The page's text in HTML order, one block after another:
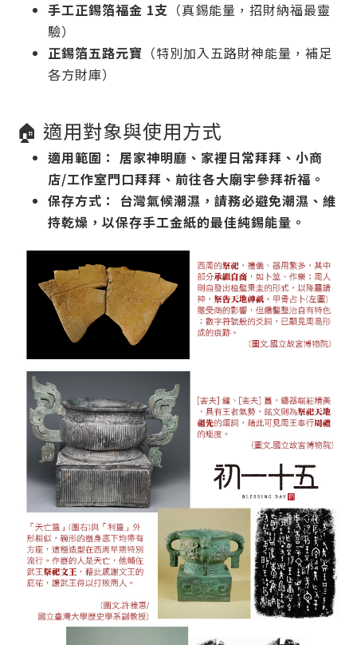
手工正錫箔福金 1支 （真錫能量，招財納福最靈
驗）
正錫箔五路元寶 （特別加入五路財神能量，補足
各方財庫）
🏠 適用對象與使用方式
適用範圍： 居家神明廳、家裡日常拜拜、小商
店/工作室門口拜拜、前往各大廟宇參拜祈福。
保存方式：
台灣氣候潮濕，請務必避免潮濕、維
持乾燥，以保存手工金紙的最佳純錫能量。